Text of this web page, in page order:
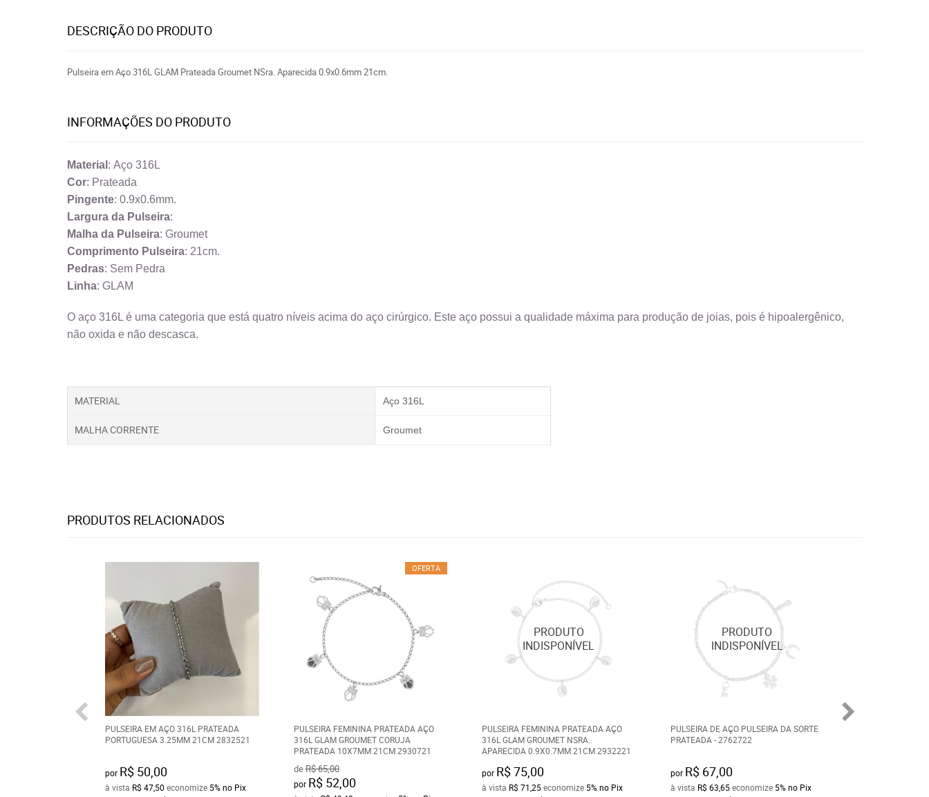
DESCRIÇÃO DO PRODUTO
Pulseira em Aço 316L GLAM Prateada Groumet NSra. Aparecida 0.9x0.6mm 21cm.
INFORMAÇÕES DO PRODUTO
Material : Aço 316L
Cor: Prateada
Pingente: 0.9x0.6mm.
Largura da Pulseira:
Malha da Pulseira: Groumet
Comprimento Pulseira: 21cm.
Pedras: Sem Pedra
Linha: GLAM
O aço 316L é uma categoria que está quatro níveis acima do aço cirúrgico. Este aço possui a qualidade máxima para produção de joias, pois é hipoalergênico,
não oxida e não descasca.
MATERIAL Aço 316L
MALHA CORRENTE Groumet
PRODUTOS RELACIONADOS
PULSEIRA EM AÇO 316L PRATEADA
PORTUGUESA 3.25MM 21CM 2832521
por R$ 50,00
à vista R$ 47,50 economize 5%no Pix
OFERTA
PULSEIRA FEMININA PRATEADA AÇO
316L GLAM GROUMET CORUJA
PRATEADA 10X7MM 21CM 2930721
deR$ 65,00
por R$ 52,00
PULSEIRA FEMININA PRATEADA AÇO
316L GLAM GROUMET NSRA.
APARECIDA 0.9X0.7MM 21CM 2932221
por R$ 75,00
à vista R$ 71,25economize 5%no Pix
PULSEIRA DE AÇO PULSEIRA DA SORTE
PRATEADA - 2762722
por R$ 67,00
à vista R$ 63,65economize 5% no Pix